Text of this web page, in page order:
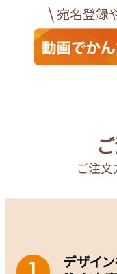
\ 宛名登録
ご注文
デザイ